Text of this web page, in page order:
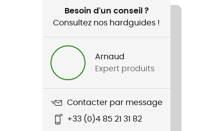
Technologies utilisées
Thermarator™
Imperméabilité
Besoin d'un conseil ?
Consultez nos hardguides !
Arnaud
Expert produits
Contacter par message
+33 (0)4 85 21 31 82